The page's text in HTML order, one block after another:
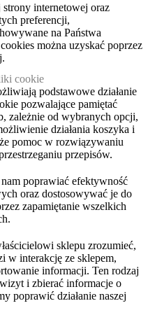
strony internetowej oraz
preferencji,
na Państwa
można uzyskać poprzez
cookie
podstawowe działanie
pozwalające pamiętać
zależnie od wybranych opcji,
działania koszyka i
pomoc w rozwiązywaniu
przepisów.
poprawiać efektywność
oraz dostosowywać je do
zapamiętanie wszelkich
sklepu zrozumieć,
w interakcję ze sklepem,
informacji. Ten rodzaj
i zbierać informacje o
poprawić działanie naszej